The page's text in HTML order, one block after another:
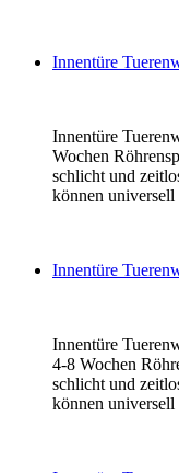
Innentüre
Innentüre
Wochen
schlicht und
können universell
Innentüre
Innentüre
4-8 Wochen
schlicht und
können universell